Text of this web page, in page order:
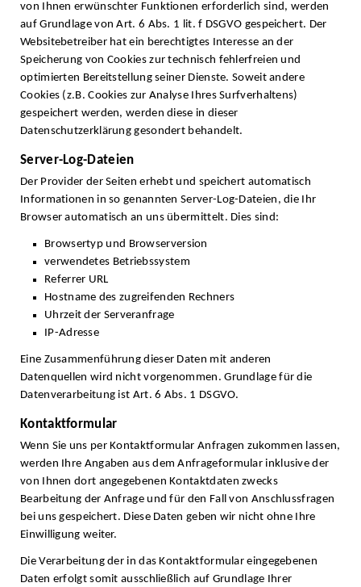
von Ihnen erwünschter Funktionen erforderlich sind, werden
auf Grundlage von Art. 6 Abs. 1 lit. f DSGVO gespeichert. Der
Websitebetreiber hat ein berechtigtes Interesse an der
Speicherung von Cookies zur technisch fehlerfreien und
optimierten Bereitstellung seiner Dienste. Soweit andere
Cookies (z.B. Cookies zur Analyse Ihres Surfverhaltens)
gespeichert werden, werden diese in dieser
Datenschutzerklärung gesondert behandelt.
Server-Log-Dateien
Der Provider der Seiten erhebt und speichert automatisch
Informationen in so genannten Server-Log-Dateien, die Ihr
Browser automatisch an uns übermittelt. Dies sind:
Browsertyp und Browserversion
verwendetes Betriebssystem
Referrer URL
Hostname des zugreifenden Rechners
Uhrzeit der Serveranfrage
IP-Adresse
Eine Zusammenführung dieser Daten mit anderen
Datenquellen wird nicht vorgenommen. Grundlage für die
Datenverarbeitung ist Art. 6 Abs. 1 DSGVO.
Kontaktformular
Wenn Sie uns per Kontaktformular Anfragen zukommen lassen,
werden Ihre Angaben aus dem Anfrageformular inklusive der
von Ihnen dort angegebenen Kontaktdaten zwecks
Bearbeitung der Anfrage und für den Fall von Anschlussfragen
bei uns gespeichert. Diese Daten geben wir nicht ohne Ihre
Einwilligung weiter.
Die Verarbeitung der in das Kontaktformular eingegebenen
Daten erfolgt somit ausschließlich auf Grundlage Ihrer